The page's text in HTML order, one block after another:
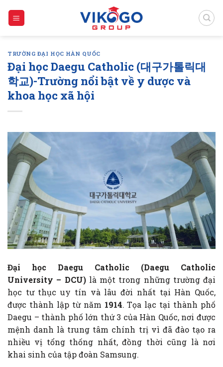
TRƯỜNG ĐẠI HỌC HÀN QUỐC
Đại học Daegu Catholic (대구가톨릭대
학교)-Trường nổi bật về y dược và
khoa học xã hội
Đại học Daegu Catholic (Daegu Catholic
University – DCU)là một trong những trường đại
học tư thục uy tín và lâu đời nhất tại Hàn Quốc,
được thành lập từ năm 1914. Tọa lạc tại thành phố
Daegu – thành phố lớn thứ 3 của Hàn Quốc, nơi được
mệnh danh là trung tâm chính trị vì đã đào tạo ra
nhiều vị tổng thống nhất, đồng thời cũng là nơi
khai sinh của tập đoàn Samsung.